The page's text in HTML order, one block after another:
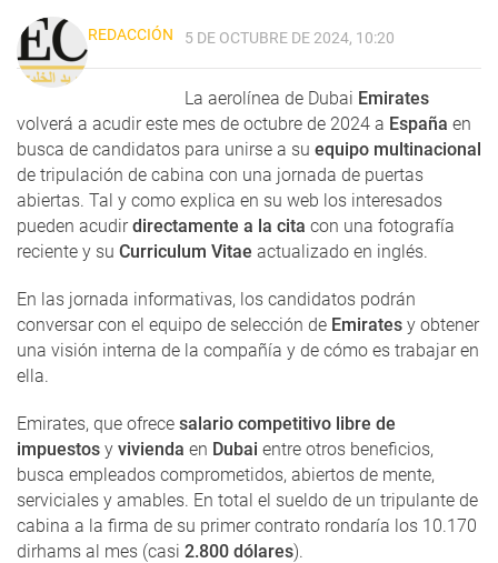
REDACCIÓN 5 DE OCTUBRE DE 2024, 10:20
La aerolínea de Dubai Emirates
volverá a acudir este mes de octubre de 2024 a España en
busca de candidatos para unirse a su equipo multinacional
de tripulación de cabina con una jornada de puertas
abiertas. Tal y como explica en su web los interesados
pueden acudirdirectamente a la cita con una fotografía
reciente y su Curriculum Vitae actualizado en inglés.
En las jornada informativas, los candidatos podrán
conversar con el equipo de selección de Emirates y obtener
una visión interna de la compañía y de cómo es trabajar en
ella.
Emirates, que ofrece salario competitivo libre de
impuestos y vivienda en Dubai entre otros beneficios,
busca empleados comprometidos, abiertos de mente,
serviciales y amables. En total el sueldo de un tripulante de
cabina a la firma de su primer contrato rondaría los 10.170
dirhams al mes (casi 2.800 dólares).